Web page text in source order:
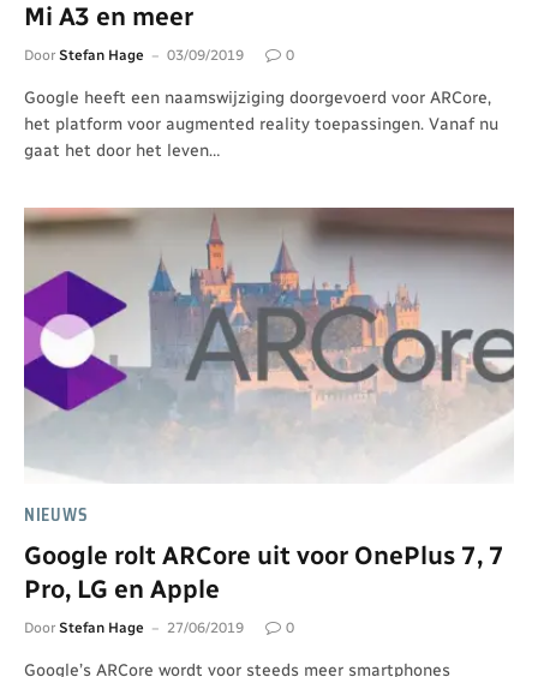
Mi A3 en meer
Door Stefan Hage 03/09/2019 0
Google heeft een naamswijziging doorgevoerd voor ARCore,
het platform voor augmented reality toepassingen. Vanaf nu
gaat het door het leven…
NIEUWS
Google rolt ARCore uit voor OnePlus 7, 7
Pro, LG en Apple
Door Stefan Hage 27/06/2019 0
Google’s ARCore wordt voor steeds meer smartphones